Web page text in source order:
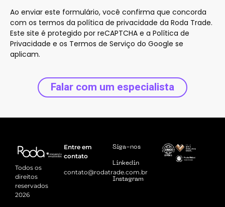
Ao enviar este formulário, você confirma que concorda
com os termos da política de privacidade da Roda Trade.
Este site é protegido por reCAPTCHA e a Política de
Privacidade e os Termos de Serviço do Google se
aplicam.
Falar com um especialista
Todos os
direitos
reservados
2026
Entre em
contato
contato@rodatrade.com.br
Siga-nos
Linkedin
Instagram